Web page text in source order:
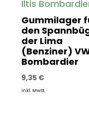
Gummilager
den
der Lima
(Benziner)
Bombardier
9,35 €
inkl. MwSt.